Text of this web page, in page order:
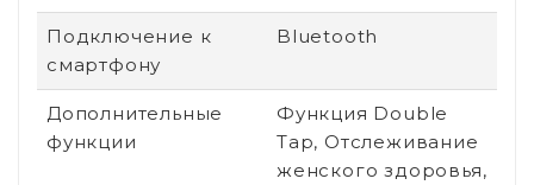
Подключение к
смартфону
Bluetooth
Дополнительные
функции
Функция Double
Tap, Отслеживание
женского здоровья,